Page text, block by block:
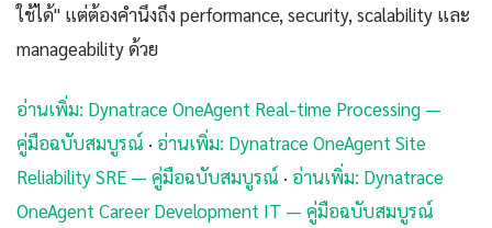
ใช้ได้" แต่ต้องคำนึงถึง performance, security, scalability และ
manageability ด้วย
อ่านเพิ่ม: Dynatrace OneAgent Real-time Processing —
คู่มือฉบับสมบูรณ์ · อ่านเพิ่ม: Dynatrace OneAgent Site
Reliability SRE — คู่มือฉบับสมบูรณ์ · อ่านเพิ่ม: Dynatrace
OneAgent Career Development IT — คู่มือฉบับสมบูรณ์